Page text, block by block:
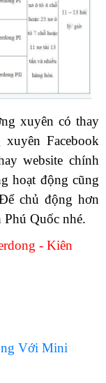
xuyên có thay
Facebook
website chính
hoạt động cũng
chủ động hơn
Quốc nhé.
- Kiên
Với Mini